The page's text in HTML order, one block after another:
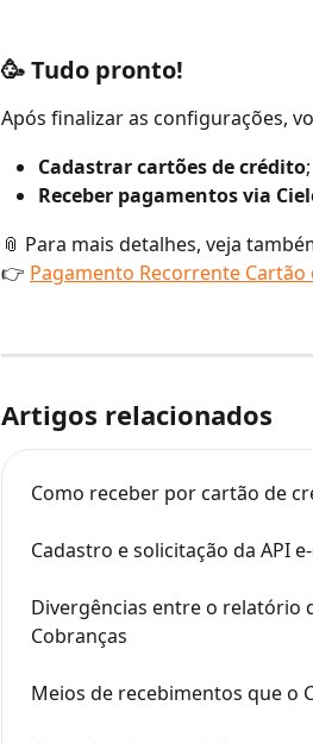
🥳 Tudo pronto!
Após finalizar as configurações,
Cadastrar cartões de crédito;
Receber pagamentos via
📎 Para mais detalhes, veja
👉 Pagamento Recorrente Cartão
Artigos relacionados
Como receber por cartão de
Cadastro e solicitação da API
Divergências entre o relatório
Cobranças
Meios de recebimentos que o